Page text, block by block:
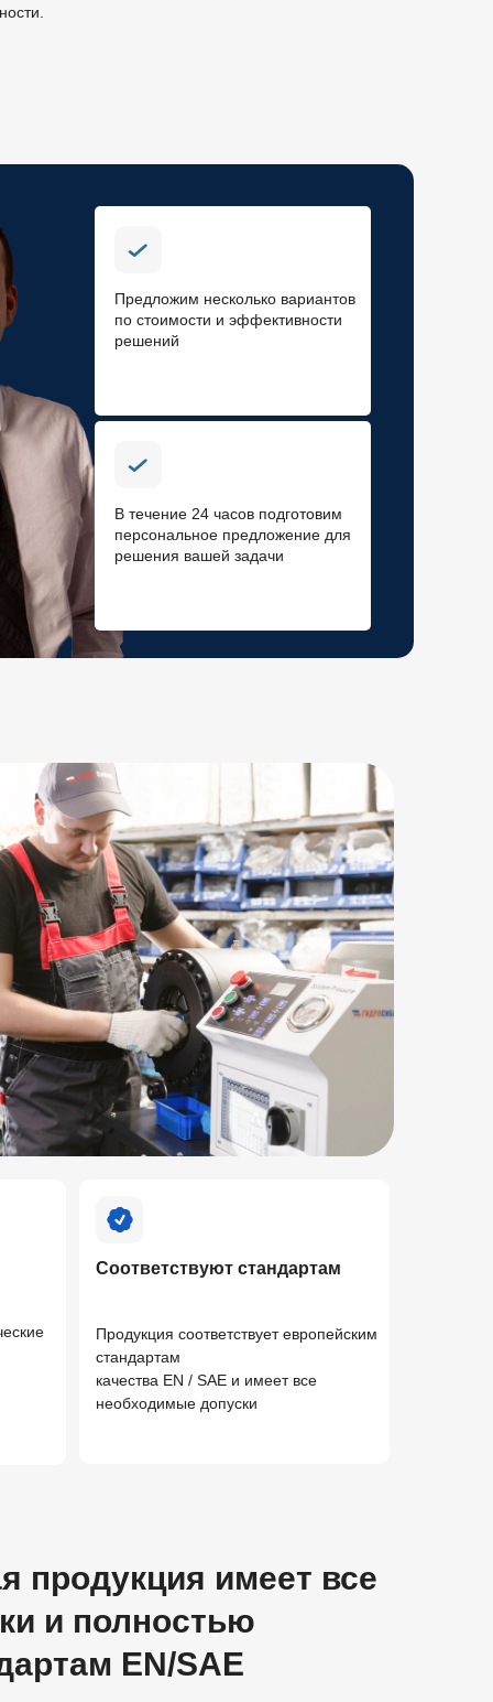
Предложим несколько вариантов
по стоимости и эффективности
решений
В течение 24 часов подготовим
персональное предложение для
решения вашей задачи
Соответствуют стандартам
Продукция соответствует европейским
стандартам
качества EN / SAE и имеет все
необходимые допуски
продукция имеет все
и полностью
EN/SAE